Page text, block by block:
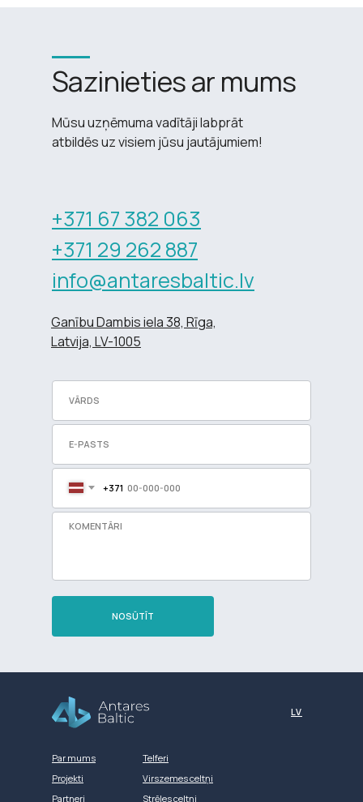
Mūsu uzņēmuma vadītāji labprāt
atbildēs uz visiem jūsu jautājumiem!
Sazinieties ar mums
+371 67 382 063
+371 29 262 887
info@antaresbaltic.lv
Ganību Dambis iela 38, Rīga,
Latvija, LV-1005
+371
NOSŪTĪT
Par mums
Projekti
Partneri
Telferi
Virszemes celtņi
Strēles celtņi
LV
Разработка сайта